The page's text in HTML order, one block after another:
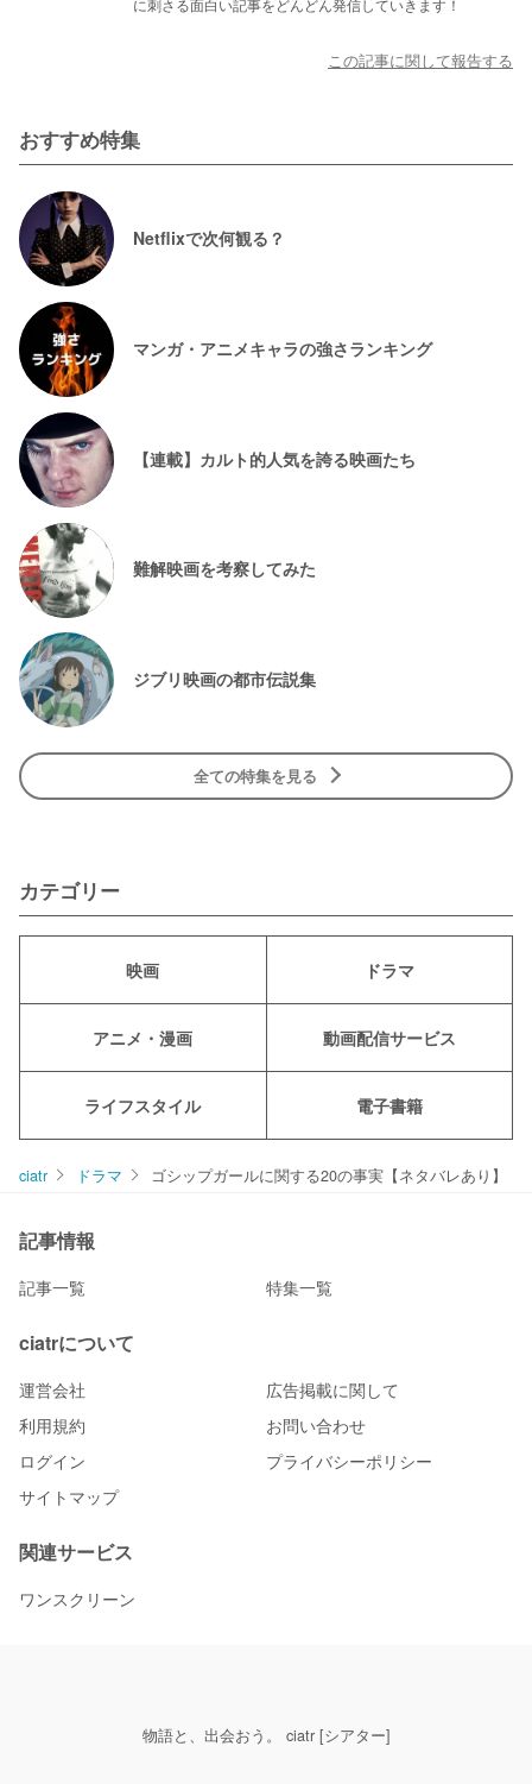
に刺さる面白い記事をどんどん発信していきます！
この記事に関して報告する
おすすめ特集
Netflixで次何観る？
マンガ・アニメキャラの強さランキング
【連載】カルト的人気を誇る映画たち
難解映画を考察してみた
ジブリ映画の都市伝説集
全ての特集を見る
カテゴリー
映画 ドラマ
アニメ・漫画 動画配信サービス
ライフスタイル 電子書籍
ciatr ドラマ ゴシップガールに関する20の事実【ネタバレあり】
記事情報
記事一覧 特集一覧
ciatrについて
運営会社
広告掲載に関して
利用規約
お問い合わせ
ログイン
プライバシーポリシー
サイトマップ
関連サービス
ワンスクリーン
物語と、出会おう。 ciatr [シアター]